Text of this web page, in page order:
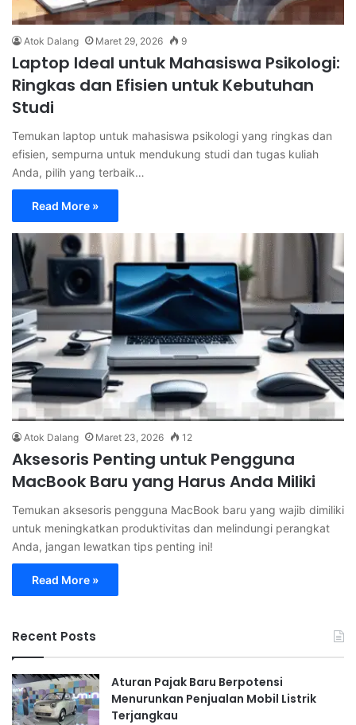
Atok Dalang Maret 29, 2026 9
Laptop Ideal untuk Mahasiswa Psikologi:
Ringkas dan Efisien untuk Kebutuhan
Studi
Temukan laptop untuk mahasiswa psikologi yang ringkas dan
efisien, sempurna untuk mendukung studi dan tugas kuliah
Anda, pilih yang terbaik…
Read More »
Atok Dalang Maret 23, 2026 12
Aksesoris Penting untuk Pengguna
MacBook Baru yang Harus Anda Miliki
Temukan aksesoris pengguna MacBook baru yang wajib dimiliki
untuk meningkatkan produktivitas dan melindungi perangkat
Anda, jangan lewatkan tips penting ini!
Read More »
Recent Posts
Aturan Pajak Baru Berpotensi
Menurunkan Penjualan Mobil Listrik
Terjangkau